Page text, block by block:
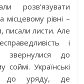
розв’язувати
рівні –
писали листи. Але
і
звернулися до
соймі. Українські
до уряду, де